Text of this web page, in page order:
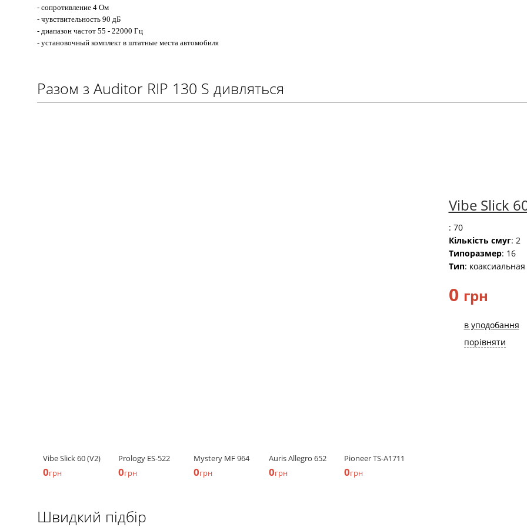
- сопротивление 4 Ом
- чувствительность 90 дБ
- диапазон частот 55 - 22000 Гц
- установочный комплект в штатные места автомобиля
Разом з Auditor RIP 130 S дивляться
Vibe Slick 60 (V2)
0грн
Prology ES-522
0грн
Mystery MF 964
0грн
Auris Allegro 652
0грн
Pioneer TS-A1711
0грн
Vibe Slick
: 70
Кількість смуг: 2
Типоразмер: 16
Тип: коаксиальная
0 грн
в уподобання
порівняти
Швидкий підбір